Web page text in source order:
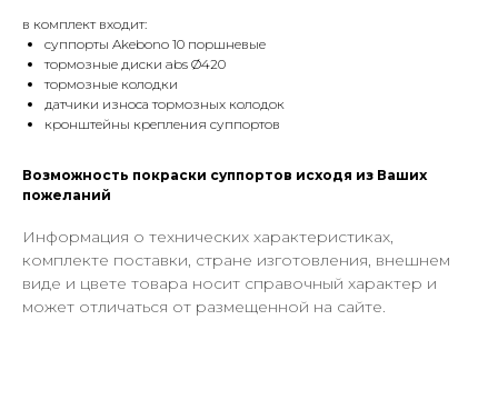
в комплект входит:
суппорты Akebono 10 поршневые
тормозные диски abs Ø420
тормозные колодки
датчики износа тормозных колодок
кронштейны крепления суппортов
Возможность покраски суппортов исходя из Ваших
пожеланий
Информация о технических характеристиках,
комплекте поставки, стране изготовления, внешнем
виде и цвете товара носит справочный характер и
может отличаться от размещенной на сайте.